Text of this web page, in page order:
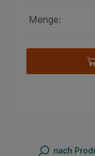
Menge:
nach